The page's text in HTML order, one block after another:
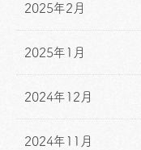
2025年2月
2025年1月
2024年12月
2024年11月